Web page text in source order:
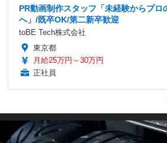
PR動画制作スタッフ「未経験からプロ
へ」/既卒OK/第二新卒歓迎
toBE Tech株式会社
東京都
月給25万円～30万円
正社員